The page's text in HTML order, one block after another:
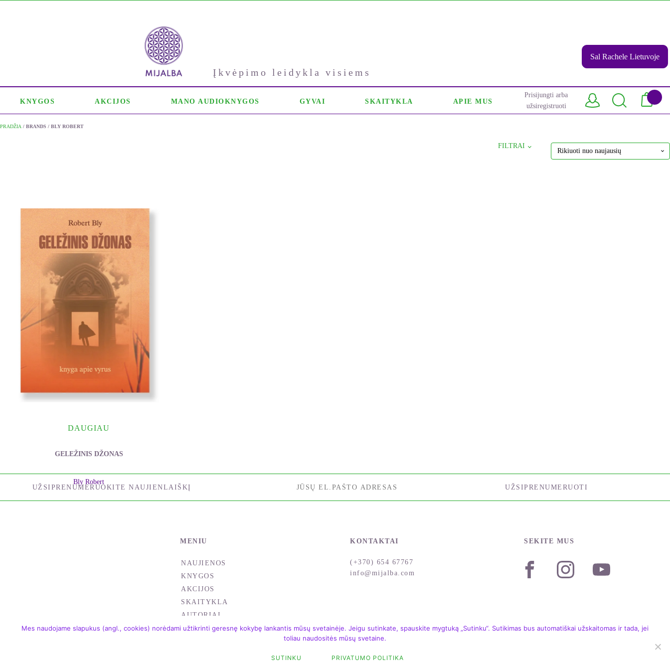
Įkvėpimo leidykla visiems
Sal Rachele Lietuvoje
KNYGOS AKCIJOS MANO AUDIOKNYGOS GYVAI SKAITYKLA APIE MUS
Prisijungti arba
užsiregistruoti
PRADŽIA / BRANDS / BLY ROBERT
FILTRAI
DAUGIAU
GELEŽINIS DŽONAS
Bly Robert
UŽSIPRENUMERUOKITE NAUJIENLAIŠKĮ UŽSIPRENUMERUOTI
MENIU
NAUJIENOS
KNYGOS
AKCIJOS
SKAITYKLA
AUTORIAI
KONTAKTAI
(+370) 654 67767
info@mijalba.com
SEKITE MUS
Mes naudojame slapukus (angl., cookies) norėdami užtikrinti geresnę kokybę lankantis mūsų svetainėje. Jeigu sutinkate, spauskite mygtuką „Sutinku“. Sutikimas bus automatiškai užskaitomas ir tada, jei
toliau naudositės mūsų svetaine.
SUTINKU PRIVATUMO POLITIKA